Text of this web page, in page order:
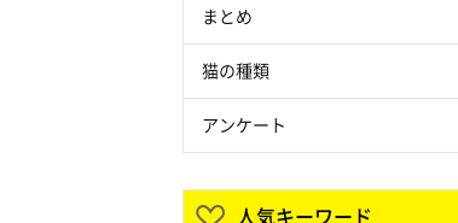
まとめ
猫の種類
アンケート
人気キーワード